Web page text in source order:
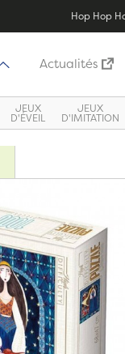
Hop Hop
Actualités
JEUX
D'ÉVEIL
JEUX
D'IMITATION